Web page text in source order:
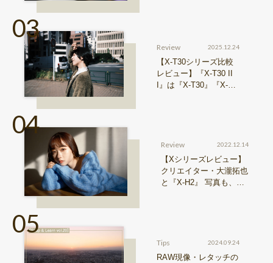
Review 2025.12.24
【X-T30シリーズ比較
レビュー】『X-T30 II
I』は『X-T30』『X-T3
Review 2022.12.14
【Xシリーズレビュー】
クリエイター・大瀧拓也
と『X-H2』 写真も、動
Tips 2024.09.24
RAW現像・レタッチの